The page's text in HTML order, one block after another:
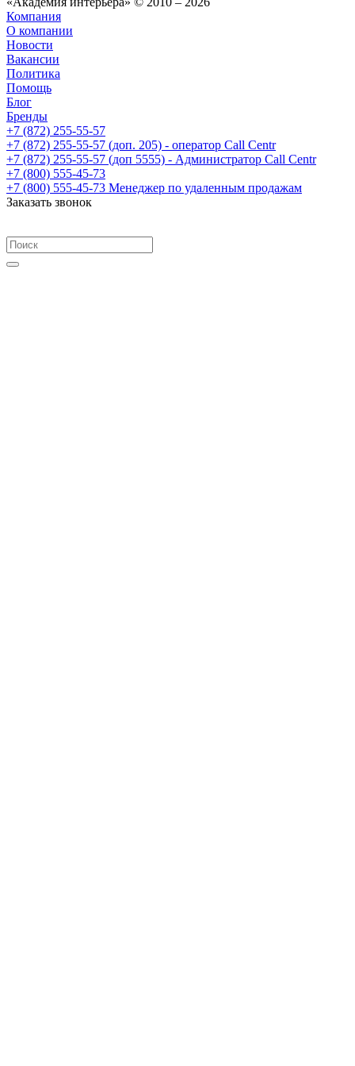
Компания
О компании
Новости
Вакансии
Политика
Помощь
Блог
Бренды
+7 (872) 255-55-57
+7 (872) 255-55-57 (доп. 205) - оператор Call Centr
+7 (872) 255-55-57 (доп 5555) - Администратор Call Centr
+7 (800) 555-45-73
+7 (800) 555-45-73 Менеджер по удаленным продажам
Заказать звонок